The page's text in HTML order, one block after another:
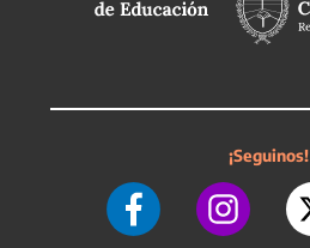
¡Seguinos!